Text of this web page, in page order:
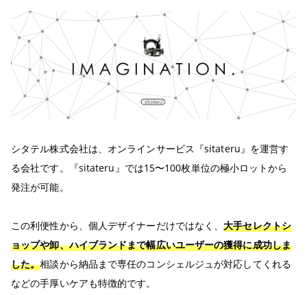
シタテル株式会社は、オンラインサービス『sitateru』を運営す
る会社です。『sitateru』では15〜100枚単位の極小ロットから
発注が可能。
この利便性から、個人デザイナーだけではなく、大手セレクトシ
ョップや卸、ハイブランドまで幅広いユーザーの獲得に成功しま
した。相談から納品まで専任のコンシェルジュが対応してくれる
などの手厚いケアも特徴的です。